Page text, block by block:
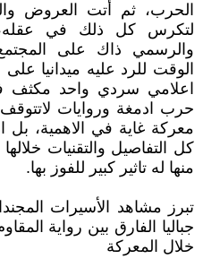
الحرب، ثم أتت العروض
لتكرس كل ذلك في
والرسمي ذاك على المجتمع
الوقت للرد عليه ميدانيا
اعلامي سردي واحد مكثف
حرب ادمغة وروايات لاتتوقف
معركة غاية في الاهمية، بل
كل التفاصيل والتقنيات
منها له تاثير كبير للفوز بها.
تبرز مشاهد الأسيرات
جباليا الفارق بين رواية
خلال المعركة